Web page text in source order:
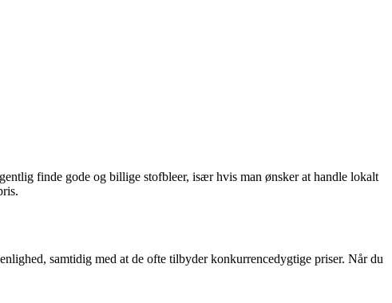
finde gode og billige stofbleer, især hvis man ønsker at handle lokalt
samtidig med at de ofte tilbyder konkurrencedygtige priser. Når du